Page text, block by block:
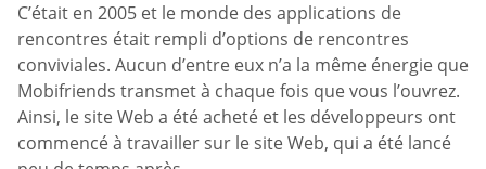
C’était en 2005 et le monde des applications de
rencontres était rempli d’options de rencontres
conviviales. Aucun d’entre eux n’a la même énergie que
Mobifriends transmet à chaque fois que vous l’ouvrez.
Ainsi, le site Web a été acheté et les développeurs ont
commencé à travailler sur le site Web, qui a été lancé